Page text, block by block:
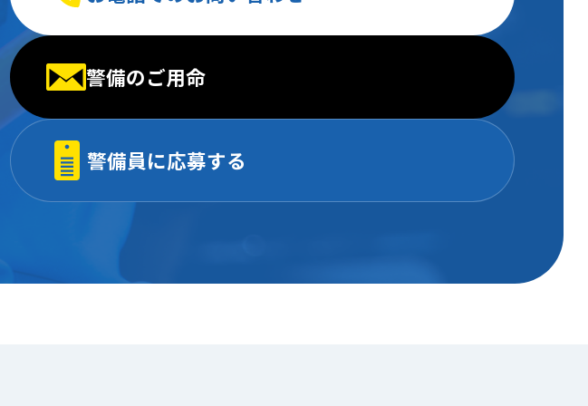
警備のご用命
警備員に応募する